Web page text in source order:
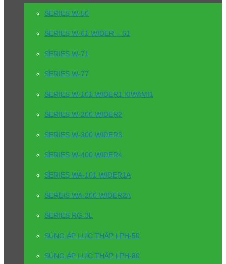
SERIES W-50
SERIES W-61 WIDER – 61
SERIES W-71
SERIES W-77
SERIES W-101 WIDER1 KIWAMI1
SERIES W-200 WIDER2
SERIES W-300 WIDER3
SERIES W-400 WIDER4
SERIES WA-101 WIDER1A
SEREIS WA-200 WIDER2A
SERIES RG-3L
SÚNG ÁP LỰC THẤP LPH-50
SÚNG ÁP LỰC THẤP LPH-80